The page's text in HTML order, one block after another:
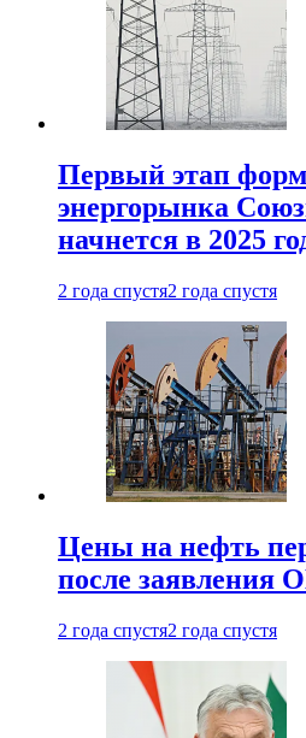
Первый этап
энергорынка
начнется в 2025
2 года спустя2 года спустя
Цены на нефть
после заявления
2 года спустя2 года спустя